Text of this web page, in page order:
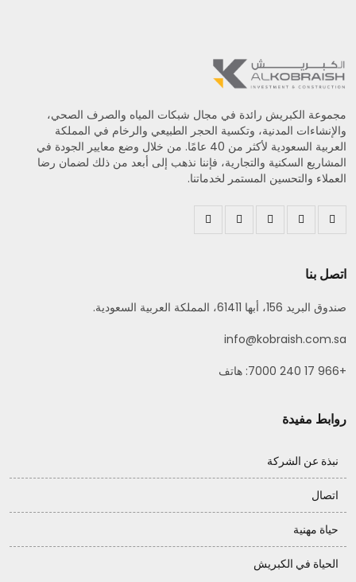
مجموعة الكبريش رائدة في مجال شبكات المياه والصرف الصحي،
والإنشاءات المدنية، وتكسية الحجر الطبيعي والرخام في المملكة
العربية السعودية لأكثر من 40 عامًا. من خلال وضع معايير الجودة في
المشاريع السكنية والتجارية، فإننا نذهب إلى أبعد من ذلك لضمان رضا
العملاء والتحسين المستمر لخدماتنا.
اتصل بنا
صندوق البريد 156، أبها 61411، المملكة العربية السعودية.
info@kobraish.com.sa
+966 17 240 7000: هاتف
روابط مفيدة
نبذة عن الشركة
اتصال
حياة مهنية
الحياة في الكبريش